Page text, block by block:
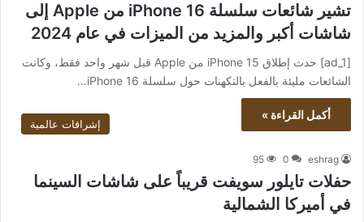
تشير شائعات سلسلة iPhone 16 من Apple إلى
شاشات أكبر والمزيد من الميزات في عام 2024
[ad_1] حدث إطلاق iPhone 15 من Apple قبل شهر واحد فقط، وكانت
الشائعات مليئة بالفعل بالتكهنات حول سلسلة iPhone 16…
أكمل القراءة »
إشراقات عالمية
eshrag
0
95
حفلات تايلور سويفت قريباً على شاشات السينما
في أميركا الشمالية